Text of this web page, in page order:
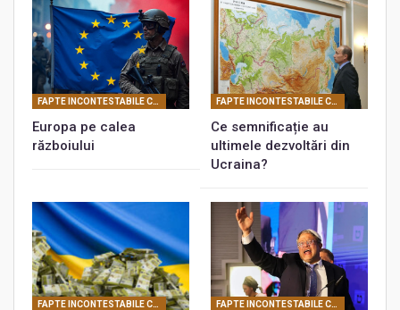
FAPTE INCONTESTABILE CARE PROBEAZĂ REALITATEA CONSPIRATIEI PLANETARE
Europa pe calea
războiului
FAPTE INCONTESTABILE CARE PROBEAZĂ REALITATEA CONSPIRATIEI PLANETARE
Ce semnificație au
ultimele dezvoltări din
Ucraina?
FAPTE INCONTESTABILE CARE PROBEAZĂ REALITATEA CONSPIRATIEI PLANETARE FAPTE INCONTESTABILE CARE PROBEAZĂ REALITATEA CONSPIRATIEI PLANETARE